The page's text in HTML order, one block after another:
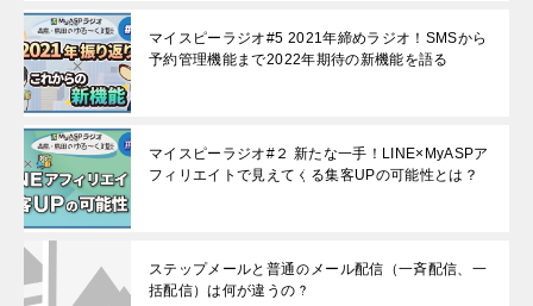
マイスピーラジオ#5 2021年締めラジオ！SMSから
予約管理機能まで2022年期待の新機能を語る
マイスピーラジオ#２ 新たな一手！LINE×MyASPア
フィリエイトで見えてくる集客UPの可能性とは？
ステップメールと普通のメール配信（一斉配信、一
括配信）は何が違うの？